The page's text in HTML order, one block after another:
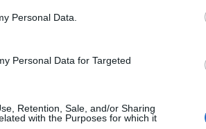
Personal Data.
Personal Data for Targeted
Retention, Sale, and/or Sharing
with the Purposes for which it
a rifiutare la
club londinese,
offensivo a
accettare l'offerta del
rinnovo a cifre più basse,
progetto, questa
Se dovesse saltare la